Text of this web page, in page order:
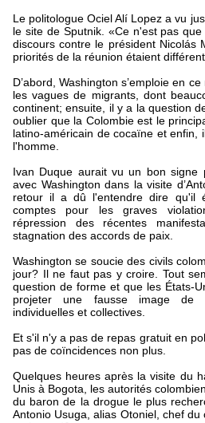
Le politologue Ociel Alí Lopez a vu
le site de Sputnik. «Ce n'est pas
discours contre le président Nicolás
priorités de la réunion étaient
D’abord, Washington s’emploie en
les vagues de migrants, dont
continent; ensuite, il y a la question
oublier que la Colombie est le
latino-américain de cocaïne et enfin,
l'homme.
Ivan Duque aurait vu un bon signe
avec Washington dans la visite
retour il a dû l'entendre dire qu'il
comptes pour les graves
répression des récentes
stagnation des accords de paix.
Washington se soucie des civils
jour? Il ne faut pas y croire. Tout
question de forme et que les États-
projeter une fausse image de
individuelles et collectives.
Et s'il n'y a pas de repas gratuit en
pas de coïncidences non plus.
Quelques heures après la visite du
Unis à Bogota, les autorités
du baron de la drogue le plus
Antonio Usuga, alias Otoniel, chef